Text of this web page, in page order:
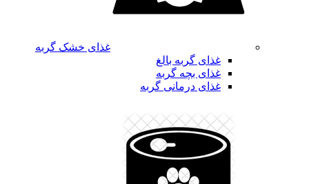
غذای خشک گربه
غذای گربه بالغ
غذای بچه گربه
غذای درمانی گربه